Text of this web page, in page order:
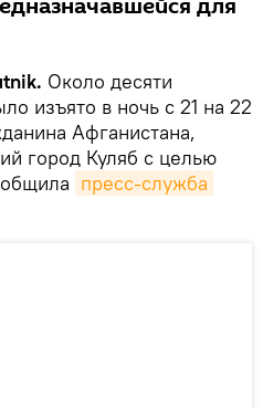
для
Около десяти
изъято в ночь с 21 на 22
Афганистана,
город Куляб с целью
пресс-служба